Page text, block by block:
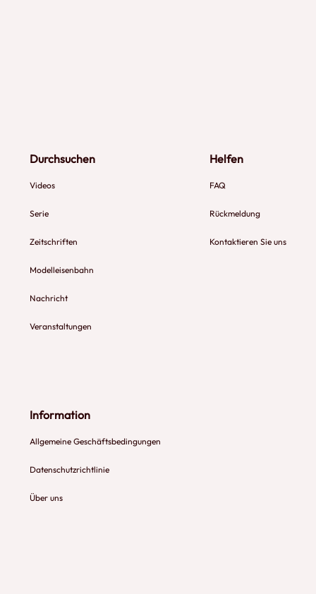
Durchsuchen
Videos
Serie
Zeitschriften
Modelleisenbahn
Nachricht
Veranstaltungen
Helfen
FAQ
Rückmeldung
Kontaktieren Sie uns
Information
Allgemeine Geschäftsbedingungen
Datenschutzrichtlinie
Über uns